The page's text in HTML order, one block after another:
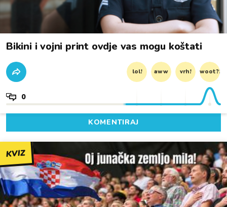
Bikini i vojni print ovdje vas mogu koštati
lol! aww vrh! woot?!
0
KOMENTIRAJ
KVIZ